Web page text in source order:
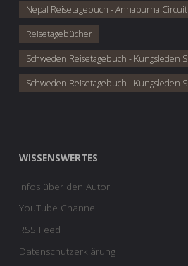
Nepal Reisetagebuch - Annapurna
Reisetagebücher
Schweden Reisetagebuch - Kungsleden
Schweden Reisetagebuch - Kungsleden
WISSENSWERTES
Infos über den Autor
YouTube Channel
RSS Feed
Datenschutzerklärung